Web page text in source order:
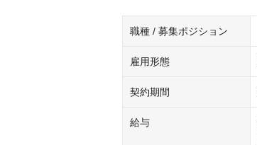
職種 / 募集ポジション
雇用形態
契約期間
給与